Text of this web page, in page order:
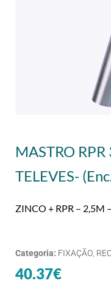
MASTRO
TELEVES-
ZINCO + RPR – 2,5M
Categoria: FIXAÇÃO
40.37€